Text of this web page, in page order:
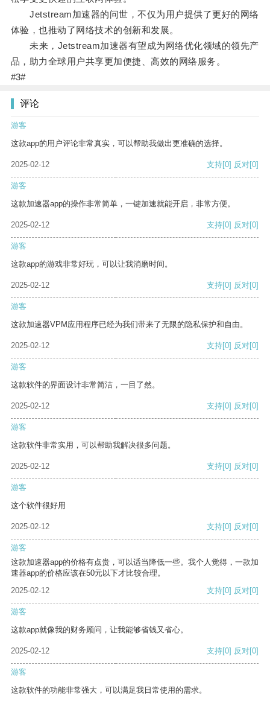
Jetstream加速器的问世，不仅为用户提供了更好的网络
体验，也推动了网络技术的创新和发展。
未来，Jetstream加速器有望成为网络优化领域的领先产
品，助力全球用户共享更加便捷、高效的网络服务。
#3#
评论
游客
这款app的用户评论非常真实，可以帮助我做出更准确的选择。
2025-02-12 支持[0] 反对[0]
游客
这款加速器app的操作非常简单，一键加速就能开启，非常方便。
2025-02-12 支持[0] 反对[0]
游客
这款app的游戏非常好玩，可以让我消磨时间。
2025-02-12 支持[0] 反对[0]
游客
这款加速器VPM应用程序已经为我们带来了无限的隐私保护和自由。
2025-02-12 支持[0] 反对[0]
游客
这款软件的界面设计非常简洁，一目了然。
2025-02-12 支持[0] 反对[0]
游客
这款软件非常实用，可以帮助我解决很多问题。
2025-02-12 支持[0] 反对[0]
游客
这个软件很好用
2025-02-12 支持[0] 反对[0]
游客
这款加速器app的价格有点贵，可以适当降低一些。我个人觉得，一款加
速器app的价格应该在50元以下才比较合理。
2025-02-12
支持[0] 反对[0]
游客
这款app就像我的财务顾问，让我能够省钱又省心。
2025-02-12 支持[0] 反对[0]
游客
这款软件的功能非常强大，可以满足我日常使用的需求。